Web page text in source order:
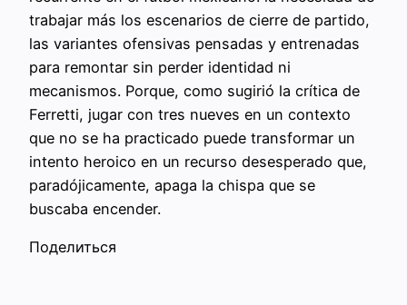
trabajar más los escenarios de cierre de partido,
las variantes ofensivas pensadas y entrenadas
para remontar sin perder identidad ni
mecanismos. Porque, como sugirió la crítica de
Ferretti, jugar con tres nueves en un contexto
que no se ha practicado puede transformar un
intento heroico en un recurso desesperado que,
paradójicamente, apaga la chispa que se
buscaba encender.
Поделиться